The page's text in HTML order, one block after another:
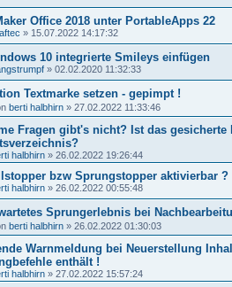
Office 2018 unter PortableApps 22
» 15.07.2022 14:17:32
10 integrierte Smileys einfügen
» 02.02.2020 11:32:33
Textmarke setzen - gepimpt !
berti halbhirn » 27.02.2022 11:33:46
Fragen gibt's nicht? Ist das
halbhirn » 26.02.2022 19:26:44
bzw Sprungstopper aktivierbar ?
halbhirn » 26.02.2022 00:55:48
Sprungerlebnis bei
berti halbhirn » 26.02.2022 01:30:03
Warnmeldung bei Neuerstellung
enthält !
halbhirn » 27.02.2022 15:57:24